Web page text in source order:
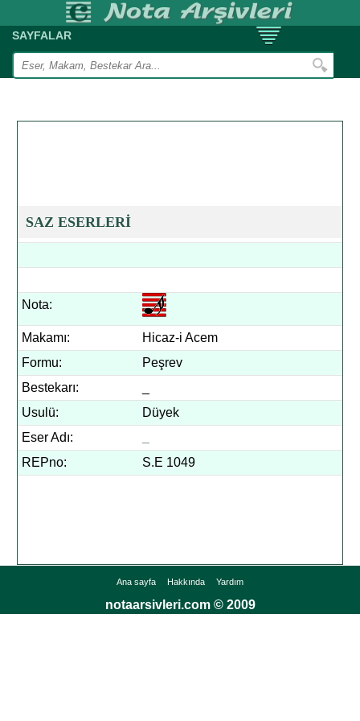
SAYFALAR
SAZ ESERLERİ
Nota:
Makamı:
Hicaz-i Acem
Formu:
Peşrev
Bestekarı:
Usulü:
Düyek
Eser Adı:
REPno:
S.E 1049
Ana sayfa Hakkında Yardım
notaarsivleri.com © 2009